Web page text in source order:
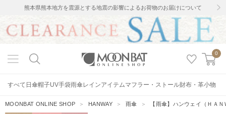
熊本県熊本地方を震源とする地震の影響によるお荷物のお届けについて
0
すべて 日傘帽子UV手袋雨傘レインアイテムマフラー・ストール財布・革小物
MOONBAT ONLINE SHOP ＞ HANWAY ＞ 雨傘 ＞ 【雨傘】ハンウェイ（ＨＡ